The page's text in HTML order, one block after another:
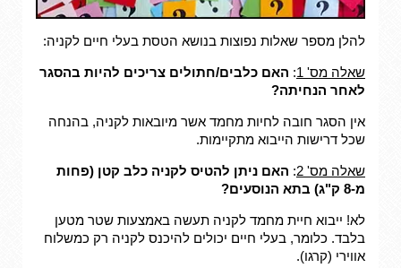
להלן מספר שאלות נפוצות בנושא הטסת בעלי חיים לקניה:
שאלה מס' 1 : האם כלבים/חתולים צריכים להיות בהסגר
לאחר הנחיתה?
אין הסגר חובה לחיות מחמד אשר מיובאות לקניה, בהנחה
שכל דרישות הייבוא מתקיימות.
שאלה מס' 2 : האם ניתן להטיס לקניה כלב קטן (פחות
מ-8 ק"ג) בתא הנוסעים?
לא! ייבוא חיית מחמד לקניה תעשה באמצעות שטר מטען
בלבד. כלומר, בעלי חיים יכולים להיכנס לקניה רק כמשלוח
אווירי (קרגו).